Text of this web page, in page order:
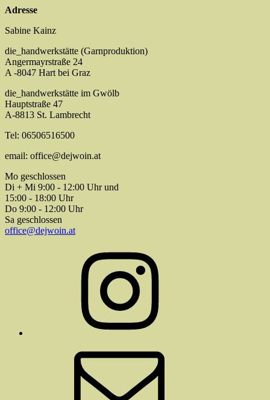
Adresse
Sabine Kainz
die_handwerkstätte (Garnproduktion)
Angermayrstraße 24
A -8047 Hart bei Graz
die_handwerkstätte im Gwölb
Hauptstraße 47
A-8813 St. Lambrecht
Tel: 06506516500
email: office@dejwoin.at
Mo geschlossen
Di + Mi 9:00 - 12:00 Uhr und
15:00 - 18:00 Uhr
Do 9:00 - 12:00 Uhr
Sa geschlossen
office@dejwoin.at